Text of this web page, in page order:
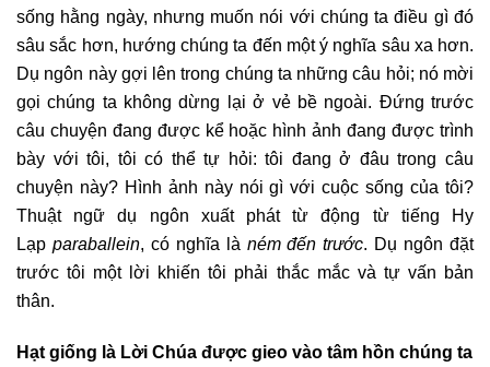
sống hằng ngày, nhưng muốn nói với chúng ta điều gì đó
sâu sắc hơn, hướng chúng ta đến một ý nghĩa sâu xa hơn.
Dụ ngôn này gợi lên trong chúng ta những câu hỏi; nó mời
gọi chúng ta không dừng lại ở vẻ bề ngoài. Đứng trước
câu chuyện đang được kể hoặc hình ảnh đang được trình
bày với tôi, tôi có thể tự hỏi: tôi đang ở đâu trong câu
chuyện này? Hình ảnh này nói gì với cuộc sống của tôi?
Thuật ngữ dụ ngôn xuất phát từ động từ tiếng Hy
Lạp paraballein, có nghĩa là ném đến trước. Dụ ngôn đặt
trước tôi một lời khiến tôi phải thắc mắc và tự vấn bản
thân.
Hạt giống là Lời Chúa được gieo vào tâm hồn chúng ta